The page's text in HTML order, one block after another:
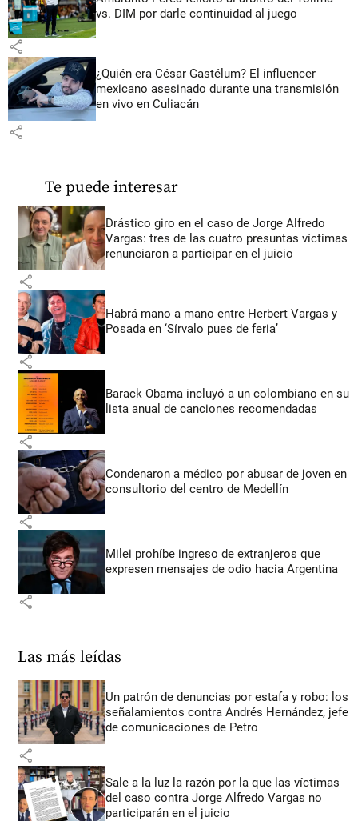
vs. DIM por darle continuidad al juego
share
¿Quién era César Gastélum? El influencer
mexicano asesinado durante una transmisión
en vivo en Culiacán
share
Te puede interesar
Drástico giro en el caso de Jorge Alfredo
Vargas: tres de las cuatro presuntas víctimas
renunciaron a participar en el juicio
share
Habrá mano a mano entre Herbert Vargas y
Posada en ‘Sírvalo pues de feria’
share
Barack Obama incluyó a un colombiano en su
lista anual de canciones recomendadas
share
Condenaron a médico por abusar de joven en
consultorio del centro de Medellín
share
Milei prohíbe ingreso de extranjeros que
expresen mensajes de odio hacia Argentina
share
Las más leídas
Un patrón de denuncias por estafa y robo: los
señalamientos contra Andrés Hernández, jefe
de comunicaciones de Petro
share
Sale a la luz la razón por la que las víctimas
del caso contra Jorge Alfredo Vargas no
participarán en el juicio